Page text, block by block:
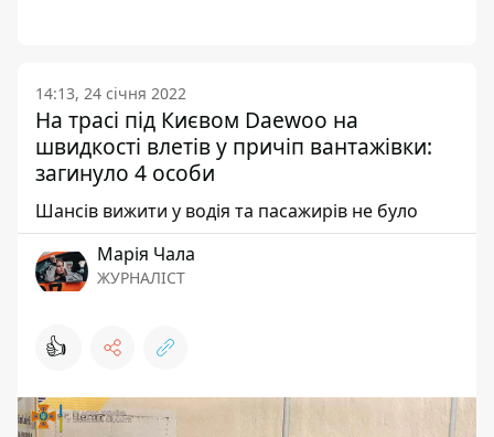
14:13, 24 січня 2022
На трасі під Києвом Daewoo на
швидкості влетів у причіп вантажівки:
загинуло 4 особи
Шансів вижити у водія та пасажирів не було
Марія Чала
ЖУРНАЛІСТ
👍